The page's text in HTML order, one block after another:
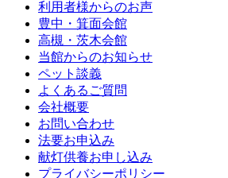
利用者様からのお声
豊中・箕面会館
高槻・茨木会館
当館からのお知らせ
ペット談義
よくあるご質問
会社概要
お問い合わせ
法要お申込み
献灯供養お申し込み
プライバシーポリシー